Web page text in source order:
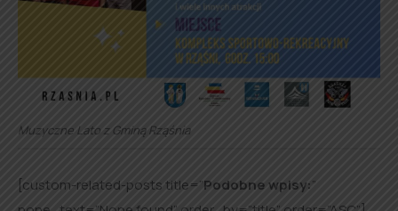
Muzyczne Lato z Gminą Rząśnia
[custom-related-posts title=”Podobne wpisy:”